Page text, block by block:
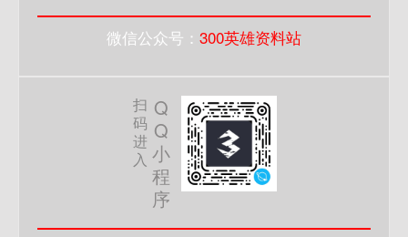
微信公众号： 300英雄资料站
扫
码
进
入
Q
Q
小
程
序